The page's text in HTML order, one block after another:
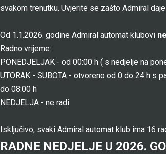
svakom trenutku. Uvjerite se zašto Admiral
Od 1.1.2026. godine Admiral automat klubovi
Radno vrijeme:
PONEDJELJAK - od 00:00 h ( s nedjelje na
UTORAK - SUBOTA - otvoreno od 0 do 24 h s
do 08:00 h
NEDJELJA - ne radi
Isključivo, svaki Admiral automat klub ima 16
RADNE NEDJELJE U 2026.